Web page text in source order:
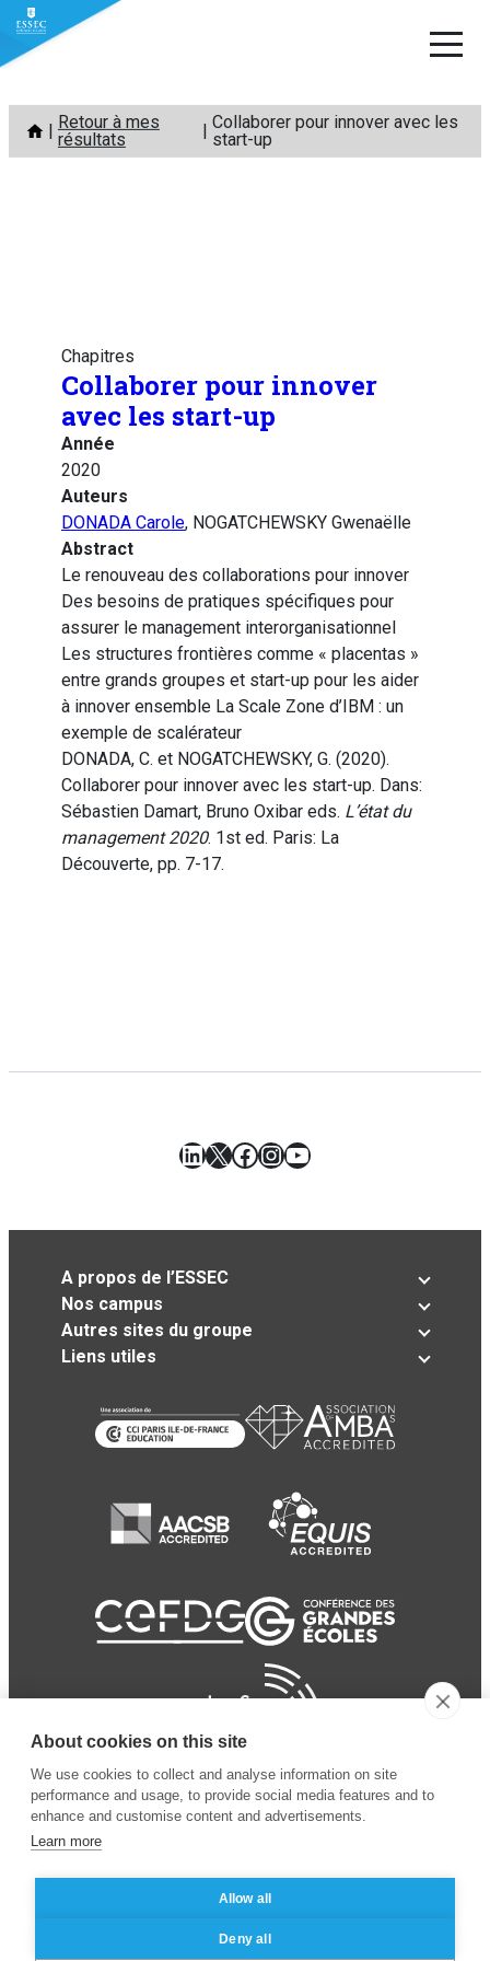
Aller
contenu
Retour à mes
résultats
Collaborer pour innover avec les
start-up
Chapitres
Collaborer pour innover
avec les start-up
Année
2020
Auteurs
DONADA Carole, NOGATCHEWSKY Gwenaëlle
Abstract
Le renouveau des collaborations pour innover
Des besoins de pratiques spécifiques pour
assurer le management interorganisationnel
Les structures frontières comme « placentas »
entre grands groupes et start-up pour les aider
à innover ensemble La Scale Zone d’IBM : un
exemple de scalérateur
DONADA, C. et NOGATCHEWSKY, G. (2020).
Collaborer pour innover avec les start-up. Dans:
Sébastien Damart, Bruno Oxibar eds. L’état du
management 2020. 1st ed. Paris: La
Découverte, pp. 7-17.
LinkedIn
X Facebook
Instagram
YouTube
A propos de l’ESSEC
Nos campus
Autres sites du groupe
Liens utiles
Business School
Mentions légales
des données personnelles
About cookies on this site
We use cookies to collect and analyse information on site
performance and usage, to provide social media features and to
enhance and customise content and advertisements.
Learn more
Allow all
Deny all